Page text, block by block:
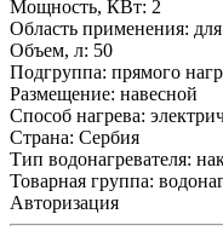
Мощность, КВт: 2
Область применения:
Объем, л: 50
Подгруппа: прямого
Размещение: навесной
Способ нагрева:
Страна: Сербия
Тип водонагревателя:
Товарная группа:
Авторизация